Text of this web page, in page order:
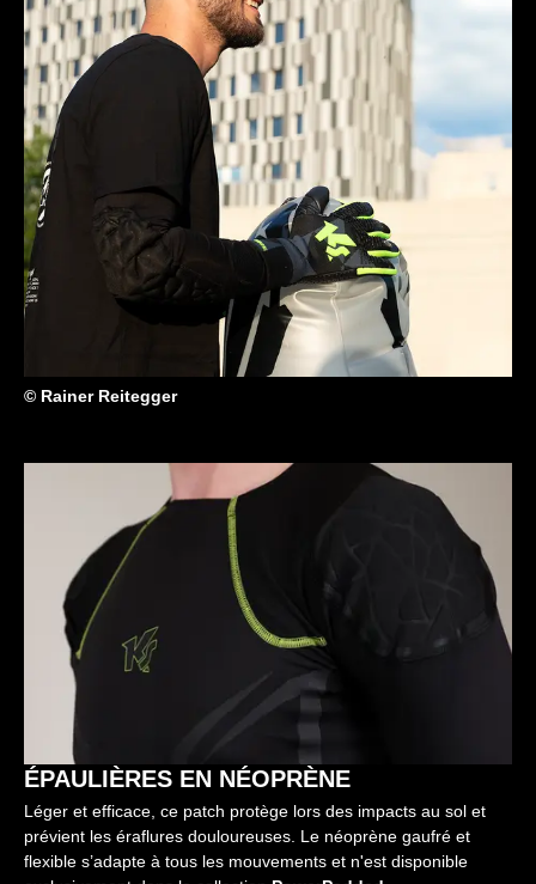
© Rainer Reitegger
ÉPAULIÈRES EN NÉOPRÈNE
Léger et efficace, ce patch protège lors des impacts au sol et
prévient les éraflures douloureuses. Le néoprène gaufré et
flexible s’adapte à tous les mouvements et n'est disponible